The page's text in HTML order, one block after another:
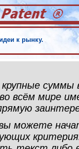
к рынку.
суммы
всём мире
можете